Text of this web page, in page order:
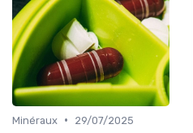
Minéraux •
29/07/2025